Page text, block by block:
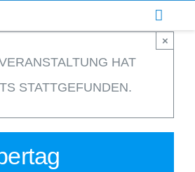
HAT
STATTGEFUNDEN.
×